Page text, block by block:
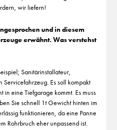
wir liefern!
und in diesem
erwähnt. Was verstehst
Sanitärinstallateur,
Es soll kompakt
in eine Tiefgarage kommt. Es muss
Sie schnell 1t Gewicht hinten im
funktionieren, da eine Panne
Rohrbruch eher unpassend ist.